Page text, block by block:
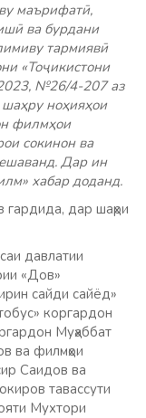
маърифатӣ,
ва бурдани
тармиявӣ
«Тоҷикистони
№26/4-207 аз
ноҳияҳои
филмҳои
сокинон ва
Дар ин
хабар доданд.
гардида, дар шаҳри
давлатии
«Дов»
сайди сайёд»
коргардон
Муҳаббат
ва филмҳои
Саидов ва
тавассути
Мухтори